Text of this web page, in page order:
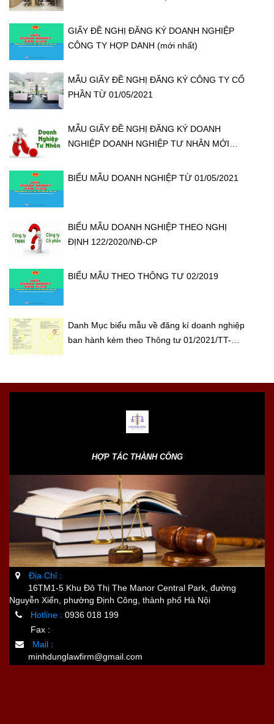
GIẤY ĐỀ NGHỊ ĐĂNG KÝ DOANH NGHIỆP
CÔNG TY HỢP DANH (mới nhất)
MẪU GIẤY ĐỀ NGHỊ ĐĂNG KÝ CÔNG TY CỔ
PHẦN TỪ 01/05/2021
MẪU GIẤY ĐỀ NGHỊ ĐĂNG KÝ DOANH
NGHIỆP DOANH NGHIỆP TƯ NHÂN MỚI
BIỂU MẪU DOANH NGHIỆP TỪ 01/05/2021
BIỂU MẪU DOANH NGHIỆP THEO NGHỊ
ĐỊNH 122/2020/NĐ-CP
BIỂU MẪU THEO THÔNG TƯ 02/2019
Danh Mục biểu mẫu về đăng kí doanh nghiệp
ban hành kèm theo Thông tư 01/2021/TT-
HỢP TÁC THÀNH CÔNG
Địa Chỉ :
16TM1-5 Khu Đô Thị The Manor Central Park, đường
Nguyễn Xiển, phường Định Công, thành phố Hà Nội
Hotline : 0936 018 199
Fax :
Mail :
minhdunglawfirm@gmail.com